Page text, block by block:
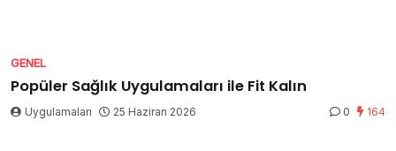
GENEL
Popüler Sağlık Uygulamaları ile Fit Kalın
Uygulamaları 25 Haziran 2026 0 164